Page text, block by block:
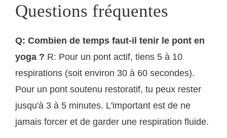
Questions fréquentes
Q: Combien de temps faut-il tenir le pont en
yoga ? R: Pour un pont actif, tiens 5 à 10
respirations (soit environ 30 à 60 secondes).
Pour un pont soutenu restoratif, tu peux rester
jusqu'à 3 à 5 minutes. L'important est de ne
jamais forcer et de garder une respiration fluide.